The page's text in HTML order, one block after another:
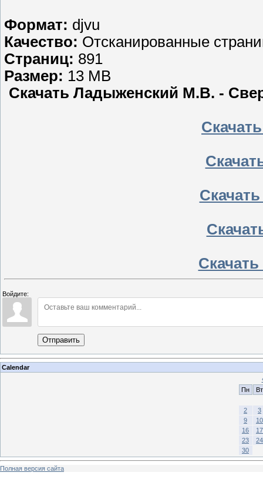
Формат: djvu
Качество: Отсканированные
Страниц: 891
Размер: 13 MB
Скачать Ладыженский М.В. -
Войдите:
Отправить
Calendar
Пн
Вт
2
3
9
10
16
17
23
24
30
Полная версия сайта